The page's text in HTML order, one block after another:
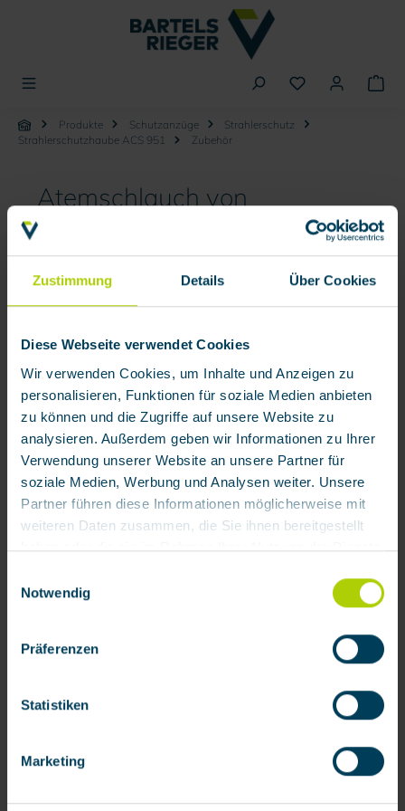
Zustimmung Details Über Cookies
Diese Webseite verwendet Cookies
Wir verwenden Cookies, um Inhalte und Anzeigen zu
personalisieren, Funktionen für soziale Medien anbieten
zu können und die Zugriffe auf unsere Website zu
analysieren. Außerdem geben wir Informationen zu Ihrer
Verwendung unserer Website an unsere Partner für
soziale Medien, Werbung und Analysen weiter. Unsere
Partner führen diese Informationen möglicherweise mit
weiteren Daten zusammen, die Sie ihnen bereitgestellt
haben oder die sie im Rahmen Ihrer Nutzung der Dienste
Mit Klick auf „[Zustimmen / Alles akzeptieren / etc.]“
erteilen Sie Ihre Einwilligung auch in die Weitergabe über
Ihr Verhalten in unserem Shop an unseren Partner, die
Deutschland), die diese Daten Ihnen nicht persönlich
zuordnen kann, sie aber zu eigenen Zwecken (z.B.
verarbeiten darf.
Notwendig
Präferenzen
Statistiken
Marketing
Produkte Schutzanzüge
Strahlerschutz
Strahlerschutzhaube ACS 951
Zubehör
Atemschlauch von
BartelsRieger
Bildergalerie überspringen
116,52 € / Stück
Bewertungen